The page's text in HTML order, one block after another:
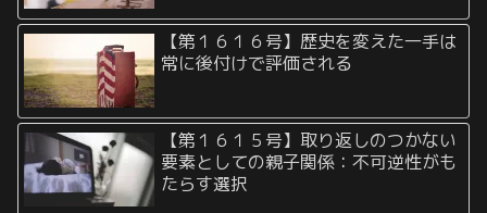
【第１６１６号】歴史を変えた一手は
常に後付けで評価される
【第１６１５号】取り返しのつかない
要素としての親子関係：不可逆性がも
たらす選択